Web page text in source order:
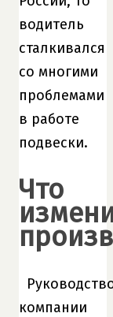
водитель
сталкивался
со многими
проблемами
в работе
подвески.
Что
компании